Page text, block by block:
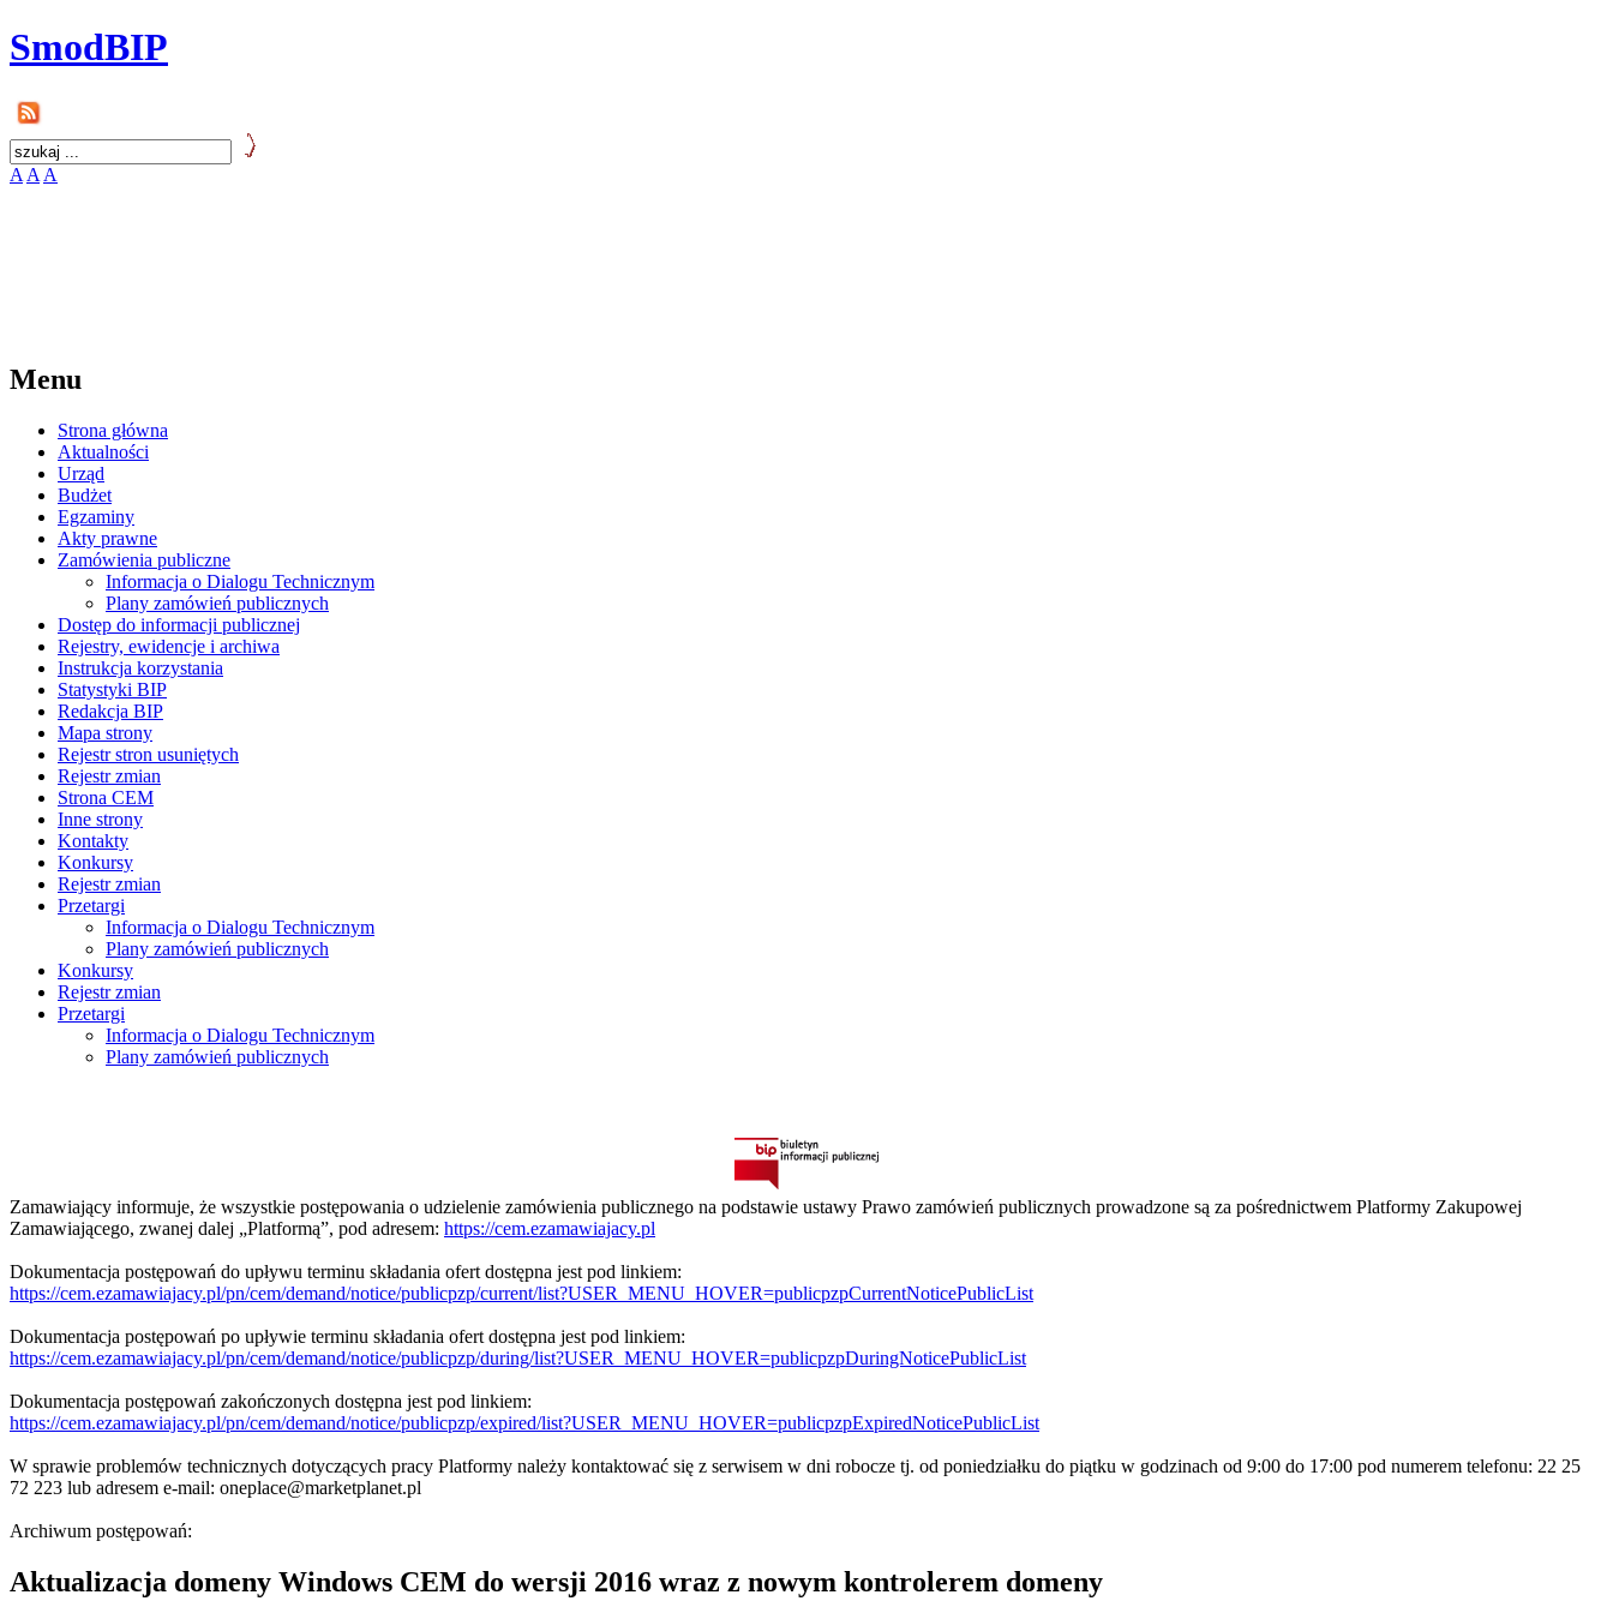
SmodBIP
A A A
Menu
Strona główna
Aktualności
Urząd
Budżet
Egzaminy
Akty prawne
Zamówienia publiczne
Informacja o Dialogu Technicznym
Plany zamówień publicznych
Dostęp do informacji publicznej
Rejestry, ewidencje i archiwa
Instrukcja korzystania
Statystyki BIP
Redakcja BIP
Mapa strony
Rejestr stron usuniętych
Rejestr zmian
Strona CEM
Inne strony
Kontakty
Konkursy
Rejestr zmian
Przetargi
Informacja o Dialogu Technicznym
Plany zamówień publicznych
Konkursy
Rejestr zmian
Przetargi
Informacja o Dialogu Technicznym
Plany zamówień publicznych
Zamawiający informuje, że wszystkie postępowania o udzielenie zamówienia publicznego na podstawie ustawy Prawo zamówień publicznych prowadzone są za pośrednictwem Platformy Zakupowej
Zamawiającego, zwanej dalej „Platformą”, pod adresem: https://cem.ezamawiajacy.pl
Dokumentacja postępowań do upływu terminu składania ofert dostępna jest pod linkiem:
https://cem.ezamawiajacy.pl/pn/cem/demand/notice/publicpzp/current/list?USER_MENU_HOVER=publicpzpCurrentNoticePublicList
Dokumentacja postępowań po upływie terminu składania ofert dostępna jest pod linkiem:
https://cem.ezamawiajacy.pl/pn/cem/demand/notice/publicpzp/during/list?USER_MENU_HOVER=publicpzpDuringNoticePublicList
Dokumentacja postępowań zakończonych dostępna jest pod linkiem:
https://cem.ezamawiajacy.pl/pn/cem/demand/notice/publicpzp/expired/list?USER_MENU_HOVER=publicpzpExpiredNoticePublicList
W sprawie problemów technicznych dotyczących pracy Platformy należy kontaktować się z serwisem w dni robocze tj. od poniedziałku do piątku w godzinach od 9:00 do 17:00 pod numerem telefonu: 22 25
72 223 lub adresem e-mail: oneplace@marketplanet.pl
Archiwum postępowań:
Aktualizacja domeny Windows CEM do wersji 2016 wraz z nowym kontrolerem domeny